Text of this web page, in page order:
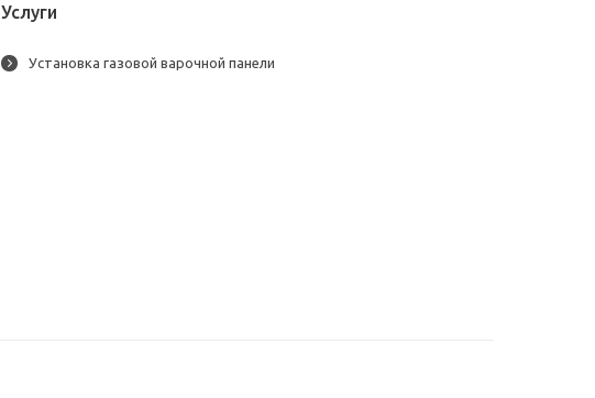
Услуги
Установка газовой варочной панели